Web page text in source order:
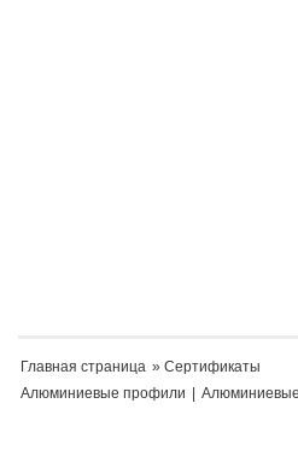
Главная страница » Сертификаты
Алюминиевые профили